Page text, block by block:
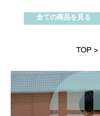
全ての商品を見る
TOP >